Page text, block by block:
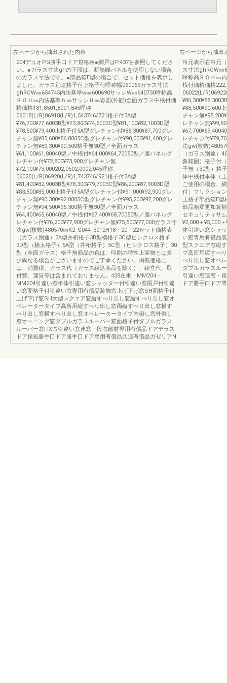
左ページから抽出された内容
204デュオPG勝手口ドア規格表●網戸はP.437を参照してくださ
い。●ガラス寸法ghの下段は、断熱腰パネルを使用しない場合
のガラス寸法です。●部品箱E型の場合で、セット価格を表示し
ました。ガラス別途格子付上格子付呼称幅060069ガラス寸法
ghROW㎜654745内法基準w㎜600690サッシW㎜640730呼称高
ＲＯＨ㎜内法基準ｈ㎜サッシＨ㎜姿図(外観)全面ガラス中桟付価
格価格181,8501,8001,845呼称
06018(L/R)06918(L/R)1,543746/721格子付3A型
¥76,700¥77,6003B型¥73,800¥74,6003C型¥81,100¥82,1003D型
¥78,500¥79,400上格子付5A型グレチャン付¥86,300¥87,700グレ
チャン無¥85,600¥86,8005C型グレチャン付¥90,000¥91,400グレ
チャン無¥89,300¥90,500格子無30型／全面ガラス
¥61,100¥61,80040型／中桟付¥64,000¥64,70050型／腰パネルグ
レチャン付¥72,800¥73,900グレチャン無
¥72,100¥73,000202,0502,0002,045呼称
06020(L/R)06920(L/R)1,743746/921格子付3A型
¥81,400¥82,9003B型¥78,300¥79,7003C型¥86,200¥87,9003D型
¥83,500¥85,000上格子付5A型グレチャン付¥91,000¥92,900グレ
チャン無¥90,300¥92,0005C型グレチャン付¥95,200¥97,200グレ
チャン無¥94,500¥96,300格子無30型／全面ガラス
¥64,400¥65,60040型／中桟付¥67,400¥68,70050型／腰パネルグ
レチャン付¥76,200¥77,900グレチャン無¥75,500¥77,000ガラス寸
法gw(枚数)480570㎜K2_S044_3012H18・20・22セット価格表
（ガラス別途）3A型井桁格子3B型横格子3C型ヒシクロス格子
3D型（横太格子）5A型（井桁格子）5C型（ヒシクロス格子）30
型（全面ガラス）格子無商品の色は、印刷の特性上実物とは多
少異なる場合がございますのでご了承ください。掲載価格に
は、消費税、ガラス代（ガラス組込商品を除く）、組立代、取
付費、運賃等は含まれておりません。428在来・MM204・
MM204引違い窓単体引違い窓シャッター付引違い窓雨戸付引違
い窓面格子付引違い窓専用有償品装飾窓上げ下げ窓SH面格子付
上げ下げ窓SH大型スクエア窓縦すべり出し窓縦すべり出し窓オ
ペレータータイプ高所用縦すべり出し窓両縦すべり出し窓横す
べり出し窓横すべり出し窓オペレータータイプ内倒し窓外倒し
窓オーニング窓ダブルガラスルーバー窓面格子付ダブルガラス
ルーバー窓FIX窓引違い窓連窓・段窓部材専用有償品ドアテラス
ドア採風勝手口ドア勝手口ドア専用有償品共通有償品ガゼリアN
右ページから抽出
吊元表示右吊元
ス寸法ghROW㎜
呼称高ＲＯＨ㎜
桟付価格価格
06022(L/
¥88,500¥90,600
チャン無
レチャン無
レチャン付
法gw(枚数
（ガラス別途
象範囲）格子付
子無（30型）格
体中桟付本体（
ご使用の場合、
付）フリクショ
上格子部品箱E型
部品箱変更加算
セキュリティサ
¥2,000＋¥5,000
体引違い窓シャ
い窓専用有償品
型スクエア窓縦
プ高所用縦すべ
べり出し窓オペ
ダブルガラスル
引違い窓連窓・
ドア勝手口ドア